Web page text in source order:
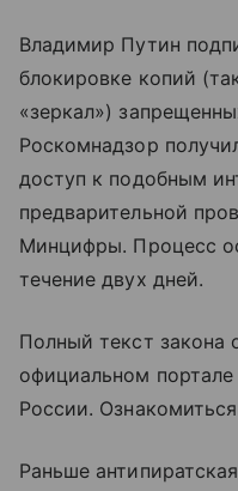
Владимир Путин
блокировке копий
«зеркал»)
Роскомнадзор
доступ к подобным
предварительной
Минцифры. Процесс
течение двух дней.
Полный текст закона
официальном
России.
Раньше